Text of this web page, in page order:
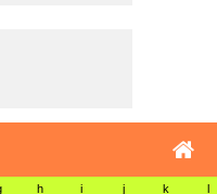
h i j k l